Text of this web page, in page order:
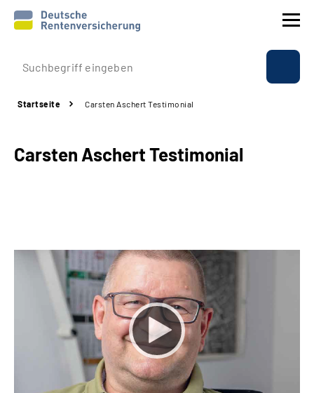
Prävention
Rente
Über uns & Presse
Online-Services
Language
Startseite Carsten Aschert Testimonial
Carsten Aschert Testimonial